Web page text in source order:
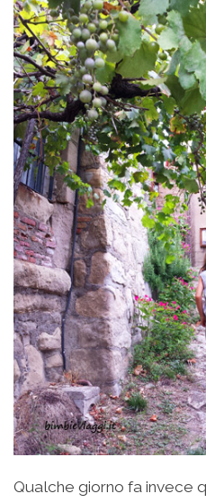
Qualche giorno fa invece